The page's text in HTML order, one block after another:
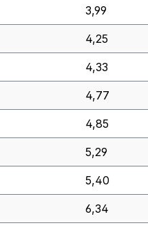
3,99
4,25
4,33
4,77
4,85
5,29
5,40
6,34